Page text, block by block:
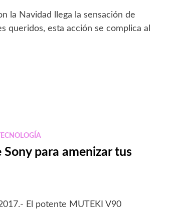
la Navidad llega la sensación de
queridos, esta acción se complica al
TECNOLOGÍA
para amenizar tus
El potente MUTEKI V90